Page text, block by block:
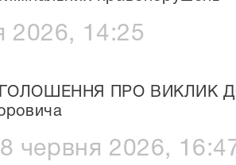
2026, 14:25
ПРО ВИКЛИК ДО
червня 2026,